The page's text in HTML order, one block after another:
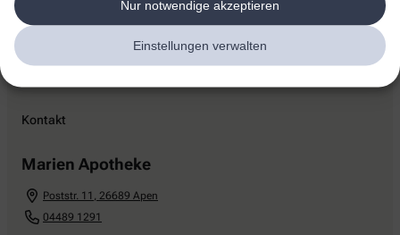
Nur notwendige akzeptieren
Einstellungen verwalten
Kontakt
Marien Apotheke
Poststr. 11 , 26689 Apen
04489 1291